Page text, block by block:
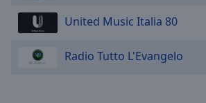
United Music Italia 80
Radio Tutto L'Evangelo